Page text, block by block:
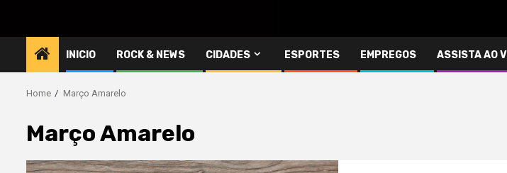
INICIO ROCK & NEWS CIDADES ESPORTES EMPREGOS ASSISTA AO
Home Março Amarelo
Março Amarelo